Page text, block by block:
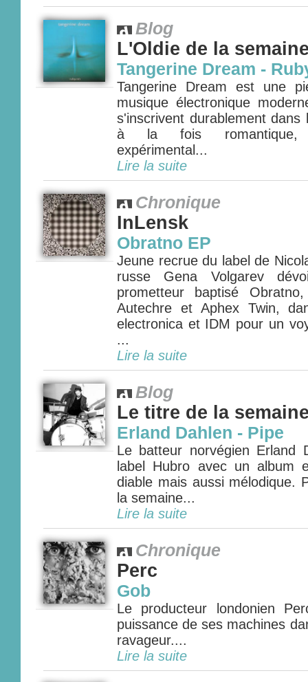
Blog
L'Oldie de la
Tangerine Dream -
Tangerine Dream est une
musique électronique
s'inscrivent durablement
à la fois romantique,
expérimental...
Lire la suite
Chronique
InLensk
Obratno EP
Jeune recrue du label de
russe Gena Volgarev
prometteur baptisé
Autechre et Aphex Twin,
electronica et IDM pour un
...
Lire la suite
Blog
Le titre de la
Erland Dahlen - Pipe
Le batteur norvégien Erland
label Hubro avec un album
diable mais aussi mélodique.
la semaine...
Lire la suite
Chronique
Perc
Gob
Le producteur londonien
puissance de ses machines
ravageur....
Lire la suite